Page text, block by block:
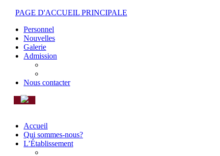
PAGE D'ACCUEIL PRINCIPALE
Personnel
Nouvelles
Galerie
Admission
Nous contacter
Accueil
Qui sommes-nous?
L’Établissement